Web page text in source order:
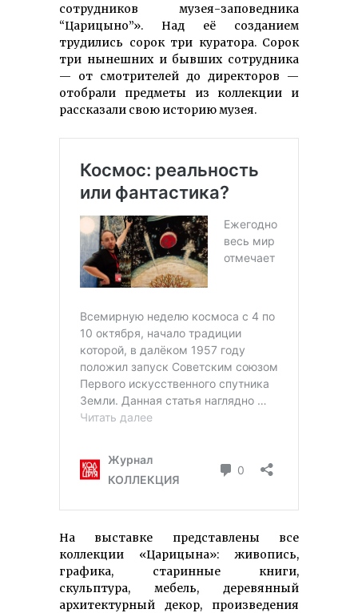
сотрудников музея-заповедника
“Царицыно”». Над её созданием
трудились сорок три куратора. Сорок
три нынешних и бывших сотрудника
— от смотрителей до директоров —
отобрали предметы из коллекции и
рассказали свою историю музея.
На выставке представлены все
коллекции «Царицына»: живопись,
графика, старинные книги,
скульптура, мебель, деревянный
архитектурный декор, произведения